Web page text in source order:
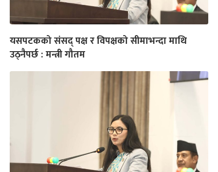
यसपटकको संसद् पक्ष र विपक्षको सीमाभन्दा माथि
उठ्नैपर्छ : मन्त्री गौतम